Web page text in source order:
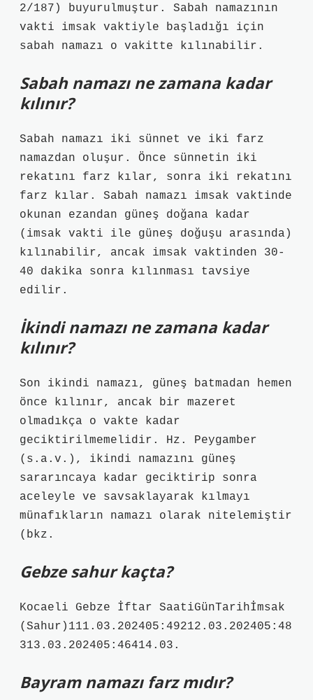
2/187) buyurulmuştur. Sabah namazının
vakti imsak vaktiyle başladığı için
sabah namazı o vakitte kılınabilir.
Sabah namazı ne zamana kadar
kılınır?
Sabah namazı iki sünnet ve iki farz
namazdan oluşur. Önce sünnetin iki
rekatını farz kılar, sonra iki rekatını
farz kılar. Sabah namazı imsak vaktinde
okunan ezandan güneş doğana kadar
(imsak vakti ile güneş doğuşu arasında)
kılınabilir, ancak imsak vaktinden 30-
40 dakika sonra kılınması tavsiye
edilir.
İkindi namazı ne zamana kadar
kılınır?
Son ikindi namazı, güneş batmadan hemen
önce kılınır, ancak bir mazeret
olmadıkça o vakte kadar
geciktirilmemelidir. Hz. Peygamber
(s.a.v.), ikindi namazını güneş
sararıncaya kadar geciktirip sonra
aceleyle ve savsaklayarak kılmayı
münafıkların namazı olarak nitelemiştir
(bkz.
Gebze sahur kaçta?
Kocaeli Gebze İftar SaatiGünTarihİmsak
(Sahur)111.03.202405:49212.03.202405:48
313.03.202405:46414.03.
Bayram namazı farz mıdır?